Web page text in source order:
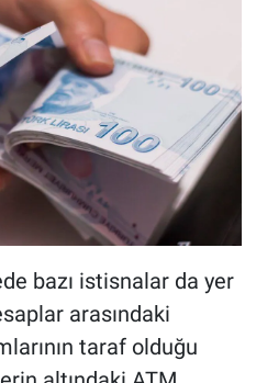
bazı istisnalar da yer
arasındaki
taraf olduğu